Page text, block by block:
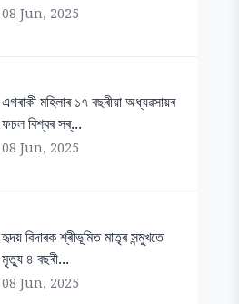
08 Jun, 2025
এগৰাকী মহিলাৰ ১৭ বছৰীয়া অধ্যৱসায়ৰ
ফচল বিশ্বৰ সৰ্...
08 Jun, 2025
হৃদয় বিদাৰক শ্ৰীভূমিত মাতৃৰ সন্মুখতে
মৃত্যু ৪ বছৰী...
08 Jun, 2025